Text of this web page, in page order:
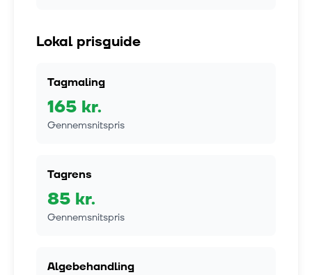
Lokal prisguide
Tagmaling
165 kr.
Gennemsnitspris
Tagrens
85 kr.
Gennemsnitspris
Algebehandling